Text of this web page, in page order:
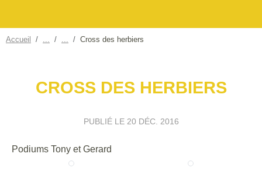
Accueil Cross des herbiers
CROSS DES HERBIERS
PUBLIÉ LE 20 DÉC. 2016
Podiums Tony et Gerard